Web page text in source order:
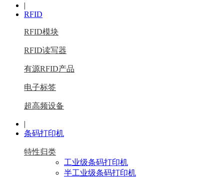
|
RFID
RFID模块
RFID读写器
有源RFID产品
电子标签
超高频设备
|
条码打印机
特性归类
工业级条码打印机
半工业级条码打印机